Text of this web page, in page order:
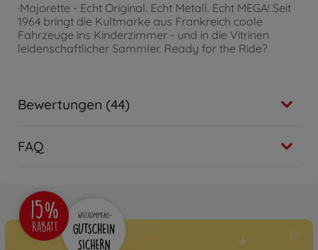
·Majorette - Echt Original. Echt Metall. Echt MEGA! Seit
1964 bringt die Kultmarke aus Frankreich coole
Fahrzeuge ins Kinderzimmer - und in die Vitrinen
leidenschaftlicher Sammler. Ready for the Ride?
Bewertungen (44)
FAQ